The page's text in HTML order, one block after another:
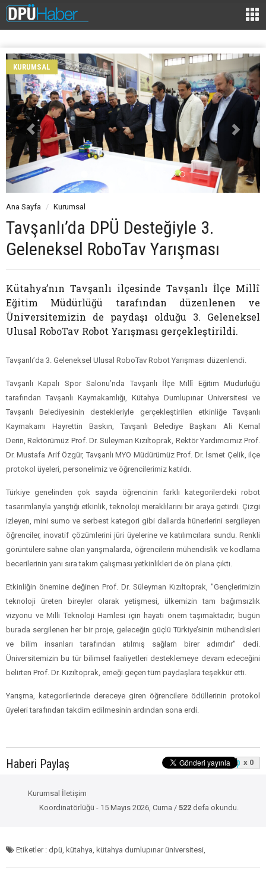
KURUMSAL
Ana Sayfa Kurumsal
Tavşanlı’da DPÜ Desteğiyle 3.
Geleneksel RoboTav Yarışması
Kütahya’nın Tavşanlı ilçesinde Tavşanlı İlçe Millî
Eğitim Müdürlüğü tarafından düzenlenen ve
Üniversitemizin de paydaşı olduğu 3. Geleneksel
Ulusal RoboTav Robot Yarışması gerçekleştirildi.
Tavşanlı’da 3. Geleneksel Ulusal RoboTav Robot Yarışması düzenlendi.
Tavşanlı Kapalı Spor Salonu’nda Tavşanlı İlçe Millî Eğitim Müdürlüğü
tarafından Tavşanlı Kaymakamlığı, Kütahya Dumlupınar Üniversitesi ve
Tavşanlı Belediyesinin destekleriyle gerçekleştirilen etkinliğe Tavşanlı
Kaymakamı Hayrettin Baskın, Tavşanlı Belediye Başkanı Ali Kemal
Derin, Rektörümüz Prof. Dr. Süleyman Kızıltoprak, Rektör Yardımcımız Prof.
Dr. Mustafa Arif Özgür, Tavşanlı MYO Müdürümüz Prof. Dr. İsmet Çelik, ilçe
protokol üyeleri, personelimiz ve öğrencilerimiz katıldı.
Türkiye genelinden çok sayıda öğrencinin farklı kategorilerdeki robot
tasarımlarıyla yarıştığı etkinlik, teknoloji meraklılarını bir araya getirdi. Çizgi
izleyen, mini sumo ve serbest kategori gibi dallarda hünerlerini sergileyen
öğrenciler, inovatif çözümlerini jüri üyelerine ve katılımcılara sundu. Renkli
görüntülere sahne olan yarışmalarda, öğrencilerin mühendislik ve kodlama
becerilerinin yanı sıra takım çalışması yetkinlikleri de ön plana çıktı.
Etkinliğin önemine değinen Prof. Dr. Süleyman Kızıltoprak, "Gençlerimizin
teknoloji üreten bireyler olarak yetişmesi, ülkemizin tam bağımsızlık
vizyonu ve Milli Teknoloji Hamlesi için hayati önem taşımaktadır; bugün
burada sergilenen her bir proje, geleceğin güçlü Türkiye’sinin mühendisleri
ve bilim insanları tarafından atılmış sağlam birer adımdır" dedi.
Üniversitemizin bu tür bilimsel faaliyetleri desteklemeye devam edeceğini
belirten Prof. Dr. Kızıltoprak, emeği geçen tüm paydaşlara teşekkür etti.
Yarışma, kategorilerinde dereceye giren öğrencilere ödüllerinin protokol
üyeleri tarafından takdim edilmesinin ardından sona erdi.
Haberi Paylaş x 0
Kurumsal İletişim
Koordinatörlüğü - 15 Mayıs 2026, Cuma / 522 defa okundu.
Etiketler : dpü, kütahya, kütahya dumlupınar üniversitesi,